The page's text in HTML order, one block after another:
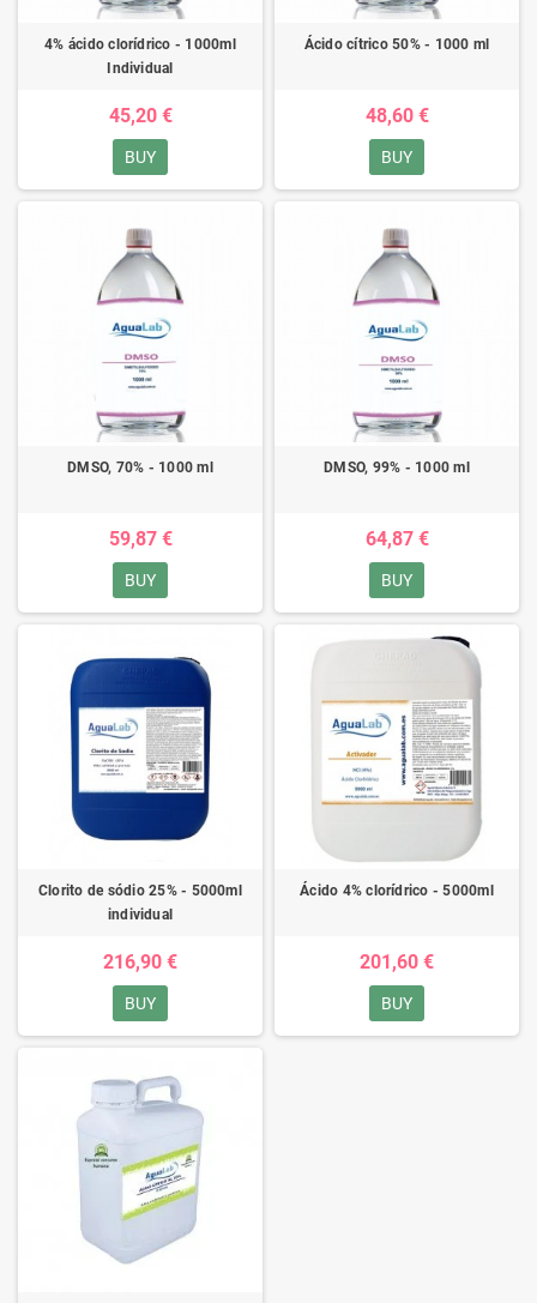
4% ácido clorídrico - 1000ml
Individual
45,20 €
BUY
Ácido cítrico 50% - 1000 ml
48,60 €
BUY
DMSO, 70% - 1000 ml
59,87 €
BUY
DMSO, 99% - 1000 ml
64,87 €
BUY
Clorito de sódio 25% - 5000ml
individual
216,90 €
BUY
Ácido 4% clorídrico - 5000ml
201,60 €
BUY